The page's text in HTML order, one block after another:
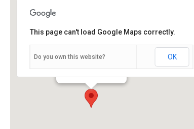
Veranstaltungen
This page can't load Google Maps correctly.
Do you own this website? OK